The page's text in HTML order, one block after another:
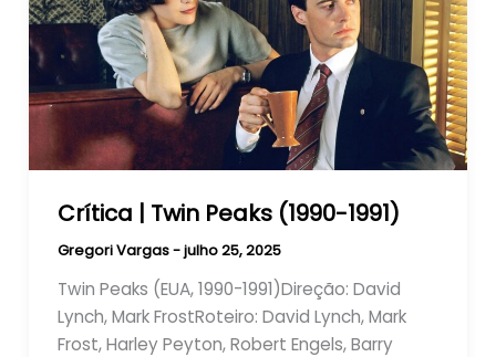
Crítica | Twin Peaks (1990-1991)
Gregori Vargas-julho 25, 2025
Twin Peaks (EUA, 1990-1991)Direção: David
Lynch, Mark FrostRoteiro: David Lynch, Mark
Frost, Harley Peyton, Robert Engels, Barry